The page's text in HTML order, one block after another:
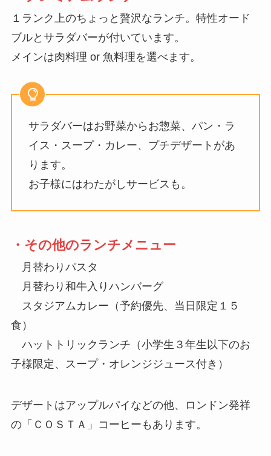
１ランク上のちょっと贅沢なランチ。特性オード
ブルとサラダバーが付いています。
メインは肉料理 or 魚料理を選べます。
サラダバーはお野菜からお惣菜、パン・ラ
イス・スープ・カレー、プチデザートがあ
ります。
お子様にはわたがしサービスも。
・その他のランチメニュー
月替わりパスタ
月替わり和牛入りハンバーグ
スタジアムカレー（予約優先、当日限定１５
食）
ハットトリックランチ（小学生３年生以下のお
子様限定、スープ・オレンジジュース付き）
デザートはアップルパイなどの他、ロンドン発祥
の「ＣＯＳＴＡ」コーヒーもあります。